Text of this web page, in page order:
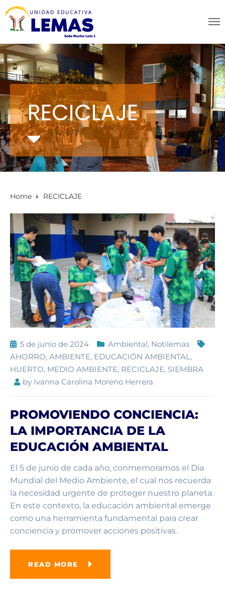
RECICLAJE
Home RECICLAJE
5 de junio de 2024 Ambiental, Notilemas
AHORRO, AMBIENTE, EDUCACIÓN AMBIENTAL ,
HUERTO, MEDIO AMBIENTE, RECICLAJE, SIEMBRA
by Ivanna Carolina Moreno Herrera
PROMOVIENDO CONCIENCIA:
LA IMPORTANCIA DE LA
EDUCACIÓN AMBIENTAL
El 5 de junio de cada año, conmemoramos el Día
Mundial del Medio Ambiente, el cual nos recuerda
la necesidad urgente de proteger nuestro planeta.
En este contexto, la educación ambiental emerge
como una herramienta fundamental para crear
conciencia y promover acciones positivas.
READ MORE